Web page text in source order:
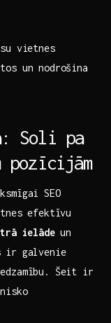
vietnes
un nodrošina
Soli pa
‍pozīcijām
SEO
efektīvu
ielāde​un
ir galvenie
Šeit ‌ir